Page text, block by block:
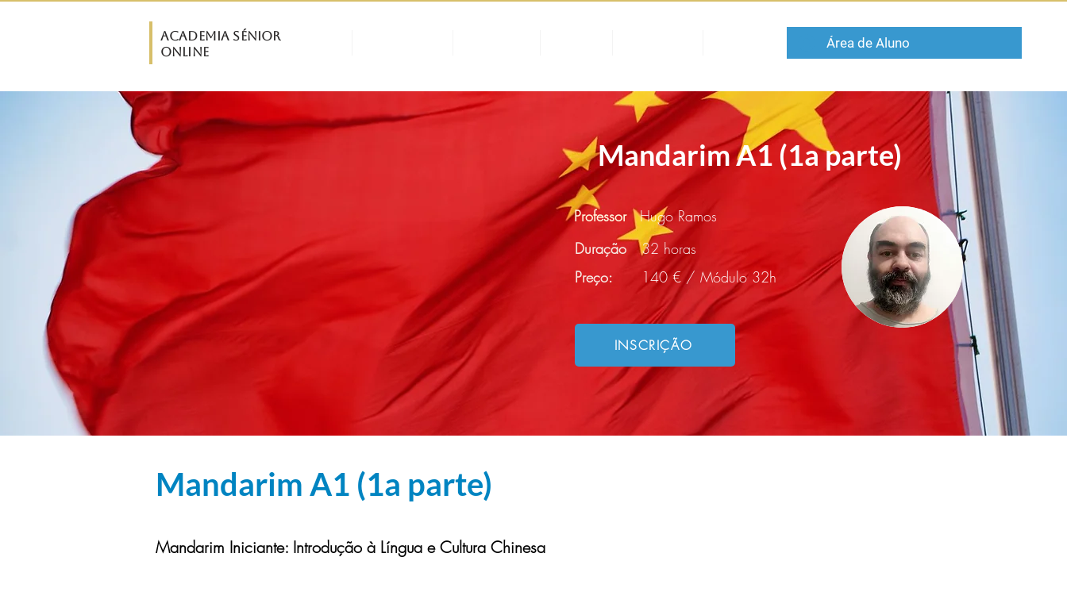
Academia Sénior
Online
Área de Aluno
Mandarim A1 (1a parte)
Professor
Hugo Ramos
Duração
32 horas
Preço:
140 € / Módulo 32h
INSCRIÇÃO
< Back
Mandarim A1 (1a parte)
Mandarim Iniciante: Introdução à Língua e Cultura Chinesa